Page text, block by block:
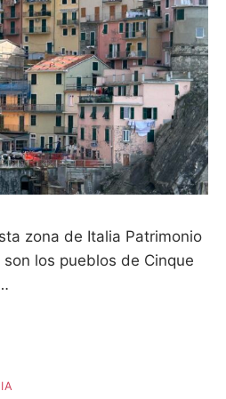
zona de Italia Patrimonio
los pueblos de Cinque